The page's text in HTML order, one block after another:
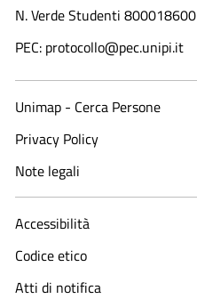
N. Verde Studenti 800018600​
PEC: protocollo@pec.unipi.it
Unimap - Cerca Persone
Privacy Policy
Note legali
Accessibilità
Codice etico
Atti di notifica